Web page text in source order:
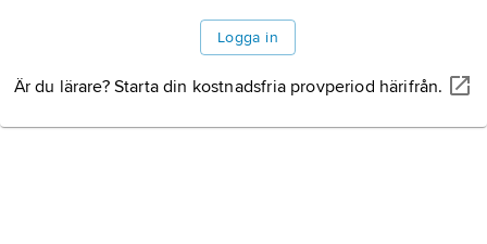
Logga in
Är du lärare? Starta din kostnadsfria provperiod härifrån.